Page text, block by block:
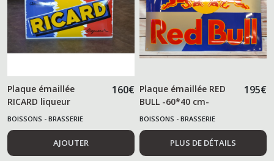
Plaque émaillée
RICARD liqueur
160€
BOISSONS - BRASSERIE
AJOUTER
Plaque émaillée RED
BULL -60*40 cm-
195€
BOISSONS - BRASSERIE
PLUS DE DÉTAILS